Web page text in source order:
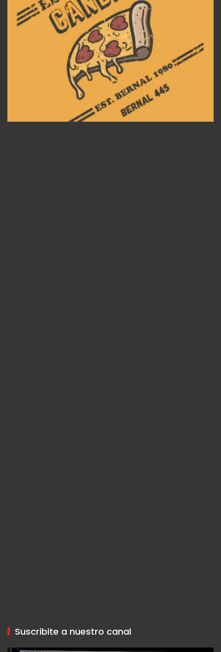
Suscribite a nuestro canal